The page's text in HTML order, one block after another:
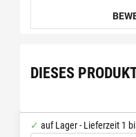
DIESES
auf Lager - Lieferzeit 1